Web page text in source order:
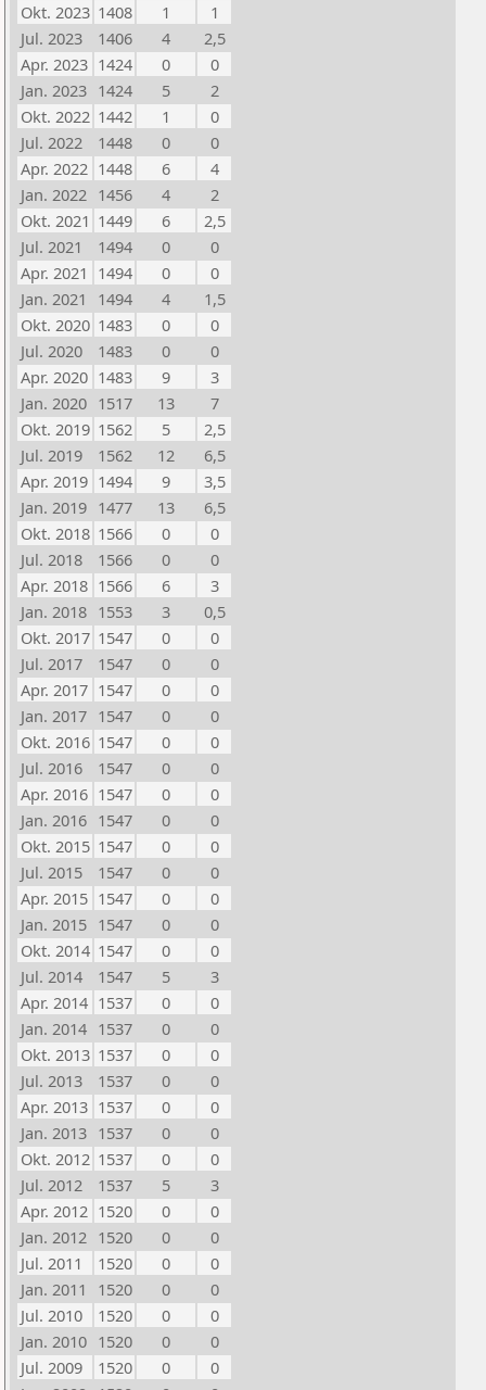
Okt. 2023 1408 1
1
Jul. 2023
1406 4
2,5
Apr. 2023 1424 0
0
Jan. 2023 1424 5
2
Okt. 2022 1442 1
0
Jul. 2022
1448 0
0
Apr. 2022 1448 6
4
Jan. 2022 1456 4
2
Okt. 2021 1449 6
2,5
Jul. 2021
1494 0
0
Apr. 2021 1494 0
0
Jan. 2021
1494 4
1,5
Okt. 2020 1483 0
0
Jul. 2020
1483 0
0
Apr. 2020 1483 9
3
Jan. 2020 1517 13
7
Okt. 2019 1562 5
2,5
Jul. 2019
1562 12
6,5
Apr. 2019 1494 9
3,5
Jan. 2019 1477 13
6,5
Okt. 2018 1566 0
0
Jul. 2018
1566 0
0
Apr. 2018 1566 6
3
Jan. 2018 1553 3
0,5
Okt. 2017 1547 0
0
Jul. 2017
1547 0
0
Apr. 2017 1547 0
0
Jan. 2017 1547 0
0
Okt. 2016 1547 0
0
Jul. 2016
1547 0
0
Apr. 2016 1547 0
0
Jan. 2016 1547 0
0
Okt. 2015 1547 0
0
Jul. 2015
1547 0
0
Apr. 2015 1547 0
0
Jan. 2015 1547 0
0
Okt. 2014 1547 0
0
Jul. 2014
1547 5
3
Apr. 2014 1537 0
0
Jan. 2014 1537 0
0
Okt. 2013 1537 0
0
Jul. 2013
1537 0
0
Apr. 2013 1537 0
0
Jan. 2013 1537 0
0
Okt. 2012 1537 0
0
Jul. 2012
1537 5
3
Apr. 2012 1520 0
0
Jan. 2012 1520 0
0
Jul. 2011
1520 0
0
Jan. 2011
1520 0
0
Jul. 2010
1520 0
0
Jan. 2010 1520 0
0
Jul. 2009
1520 0
0